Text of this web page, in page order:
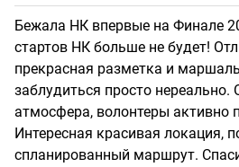
Бежала НК впервые на Финале
стартов НК больше не будет!
прекрасная разметка и
заблудиться просто нереально.
атмосфера, волонтеры активно
Интересная красивая локация,
спланированный маршрут.